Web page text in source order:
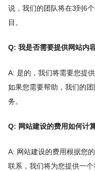
说，我们的团队将在3到6
目。
Q: 我是否需要提供网站内
A: 是的，我们将需要您提
如果您需要帮助，我们的
务。
Q: 网站建设的费用如何计
A: 网站建设的费用根据您
联系，我们将为您提供一个